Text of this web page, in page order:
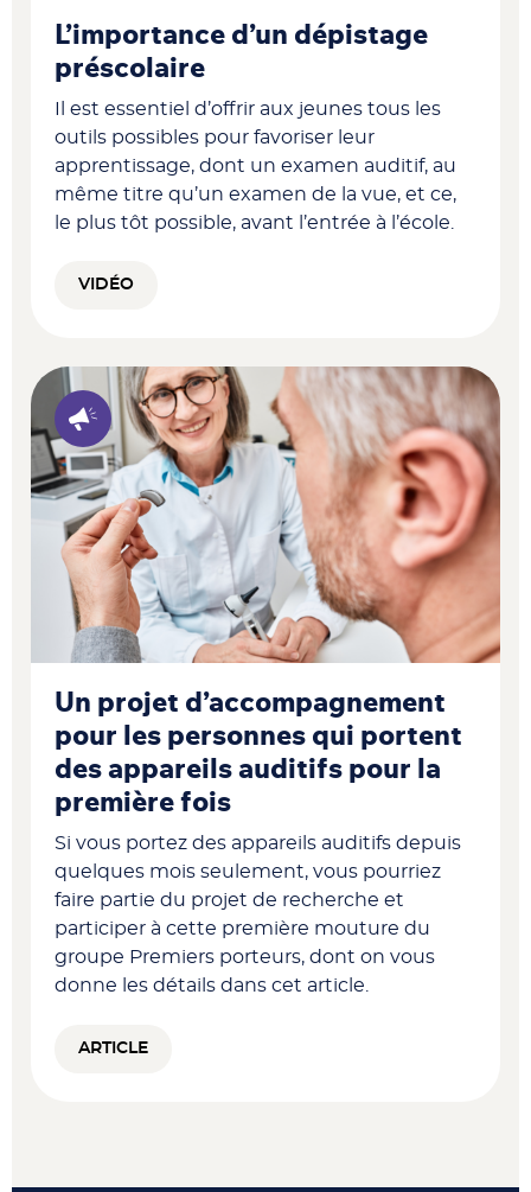
L’importance d’un dépistage
préscolaire
Il est essentiel d’offrir aux jeunes tous les
outils possibles pour favoriser leur
apprentissage, dont un examen auditif, au
même titre qu’un examen de la vue, et ce,
le plus tôt possible, avant l’entrée à l’école.
VIDÉO
Un projet d’accompagnement
pour les personnes qui portent
des appareils auditifs pour la
première fois
Si vous portez des appareils auditifs depuis
quelques mois seulement, vous pourriez
faire partie du projet de recherche et
participer à cette première mouture du
groupe Premiers porteurs, dont on vous
donne les détails dans cet article.
ARTICLE